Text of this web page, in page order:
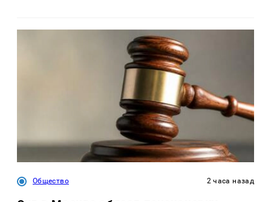
Общество 2 часа назад